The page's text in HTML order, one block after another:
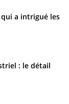
a intrigué les
: le détail